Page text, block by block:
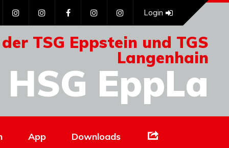
TSG Eppstein und TGS
Langenhain
HSG EppLa
Login
App Downloads